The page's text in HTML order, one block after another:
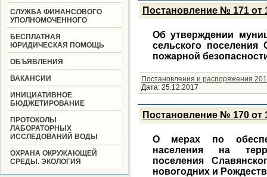
СЛУЖБА ФИНАНСОВОГО
УПОЛНОМОЧЕННОГО
БЕСПЛАТНАЯ
ЮРИДИЧЕСКАЯ ПОМОЩЬ
ОБЪЯВЛЕНИЯ
ВАКАНСИИ
ИНИЦИАТИВНОЕ
БЮДЖЕТИРОВАНИЕ
ПРОТОКОЛЫ
ЛАБОРАТОРНЫХ
ИССЛЕДОВАНИЙ ВОДЫ
ОХРАНА ОКРУЖАЮЩЕЙ
СРЕДЫ. ЭКОЛОГИЯ
Постановление № 171 от
Об утверждении
сельского поселения
пожарной
Постановления и распоряжения
Дата: 25.12.2017
Постановление № 170 от
О мерах по
населения на
поселения
новогодних и